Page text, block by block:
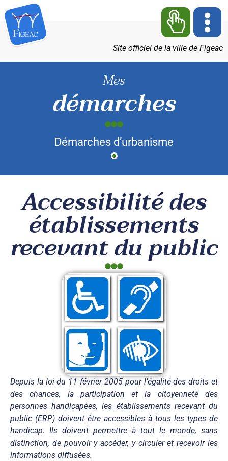
Site officiel de la ville de Figeac
Mes
démarches
Démarches d’urbanisme
Accessibilité des
établissements
recevant du public
Depuis la loi du 11 février 2005 pour l’égalité des droits et
des chances, la participation et la citoyenneté des
personnes handicapées, les établissements recevant du
public (ERP) doivent être accessibles à tous les types de
handicap. Ils doivent permettre à tout le monde, sans
distinction, de pouvoir y accéder, y circuler et recevoir les
informations diffusées.